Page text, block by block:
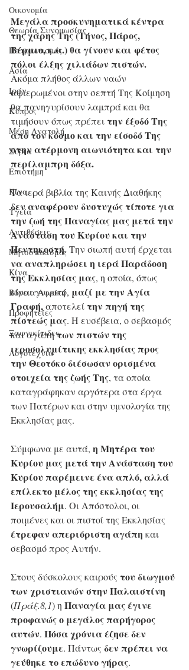
Οικονομία
Θεωρία Συνομωσίας
Πατριωτισμός
Ασία
Ιράν
Κύπρος
Μέση Ανατολή
Σύρια
Επιστήμη
Kίνα
Υγεία
Aντιθέσεις
Μητσοτακισμός
Κίνα
Βόρεια Αφρική
Προφητείες
Ξαφνικίτιδες
Λογοτεχνία
Μεγάλα προσκυνηματικά κέντρα
της χάρης Της (Τήνος, Πάρος,
Βέρμιο, κ.α.) θα γίνουν και φέτος
πόλοι έλξης χιλιάδων πιστών.
Ακόμα πλήθος άλλων ναών
αφιερωμένοι στην σεπτή Της Κοίμηση
θα πανηγυρίσουν λαμπρά και θα
τιμήσουν όπως πρέπει την έξοδό Της
από τον κόσμο και την είσοδό Της
στην ατέρμονη αιωνιότητα και την
περίλαμπρη δόξα.
Τα ιερά βιβλία της Καινής Διαθήκης
δεν αναφέρουν δυστυχώς τίποτε για
την ζωή της Παναγίας μας μετά την
Ανάσταση του Κυρίου και την
Πεντηκοστή. Την σιωπή αυτή έρχεται
να αναπληρώσει η ιερά Παράδοση
της Εκκλησίας μας, η οποία, όπως
είναι γνωστό, μαζί με την Αγία
Γραφή, αποτελεί την πηγή της
πίστεώς μας. Η ευσέβεια, ο σεβασμός
και αγάπη των πιστών της
ιεροσολυμίτικης εκκλησίας προς
την Θεοτόκοδιέσωσαν ορισμένα
στοιχεία της ζωής Της, τα οποία
καταγράφηκαν αργότερα στα έργα
των Πατέρων και στην υμνολογία της
Εκκλησίας μας.
Σύμφωνα με αυτά, η Μητέρα του
Κυρίου μας μετά την Ανάσταση του
Κυρίου παρέμεινε ένα απλό, αλλά
επίλεκτο μέλος της εκκλησίας της
Ιερουσαλήμ. Οι Aπόστολοι, οι
ποιμένες και οι πιστοί της Εκκλησίας
έτρεφαν απεριόριστη αγάπη και
σεβασμό προς Αυτήν.
Στους δύσκολους καιρούς του διωγμού
των χριστιανών στην Παλαιστίνη
(Πράξ.8,1) η Παναγία μας έγινε
προφανώς ο μεγάλος παρήγορος
αυτών. Πόσα χρόνια έζησε δεν
γνωρίζουμε. Πάντως δεν πρέπει να
γεύθηκε το επώδυνο γήρας.